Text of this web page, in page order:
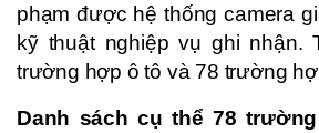
phạm được hệ thống camera
kỹ thuật nghiệp vụ ghi nhận.
trường hợp ô tô và 78 trường
Danh sách cụ thể 78